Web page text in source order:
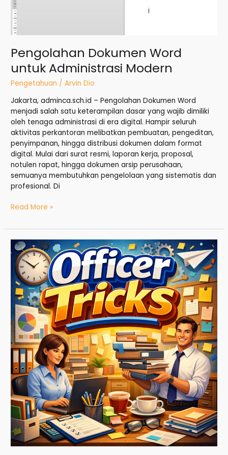
Pengolahan Dokumen Word
untuk Administrasi Modern
Pengetahuan /Arvin Dio
Jakarta, adminca.sch.id – Pengolahan Dokumen Word
menjadi salah satu keterampilan dasar yang wajib dimiliki
oleh tenaga administrasi di era digital. Hampir seluruh
aktivitas perkantoran melibatkan pembuatan, pengeditan,
penyimpanan, hingga distribusi dokumen dalam format
digital. Mulai dari surat resmi, laporan kerja, proposal,
notulen rapat, hingga dokumen arsip perusahaan,
semuanya membutuhkan pengelolaan yang sistematis dan
profesional. Di
Read More »
Officer
Tricks:
Strategi
Cerdas
Mengelola
Administrasi
Profesional